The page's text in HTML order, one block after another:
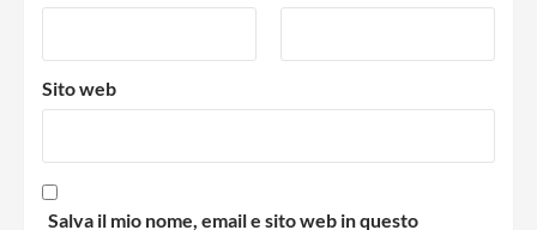
Sito web
Salva il mio nome, email e sito web in questo